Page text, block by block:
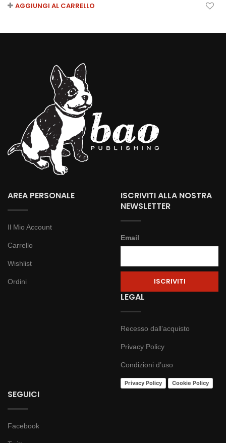
AGGIUNGI AL CARRELLO
AREA PERSONALE
Il Mio Account
Carrello
Wishlist
Ordini
ISCRIVITI ALLA NOSTRA
NEWSLETTER
Email
LEGAL
Recesso dall’acquisto
Privacy Policy
Condizioni d’uso
Privacy Policy Cookie Policy
SEGUICI
Facebook